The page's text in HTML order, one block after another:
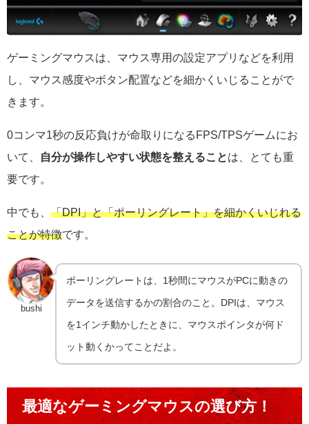
ゲーミングマウスは、マウス専用の設定アプリなどを利用
し、マウス感度やボタン配置などを細かくいじることがで
きます。
0コンマ1秒の反応負けが命取りになるFPS/TPSゲームにお
いて、
自分が操作しやすい状態を整えることは、とても重
要です。
中でも、 「DPI」と「ポーリングレート」を細かくいじれる
ことが特徴です。
bushi
ポーリングレートは、1秒間にマウスがPCに動きの
データを送信するかの割合のこと。DPIは、マウス
を1インチ動かしたときに、マウスポインタが何ド
ット動くかってことだよ。
最適なゲーミングマウスの選び方！